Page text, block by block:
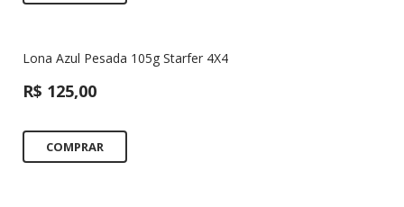
Lona Azul Pesada 105g Starfer 4X4
R$ 125,00
COMPRAR